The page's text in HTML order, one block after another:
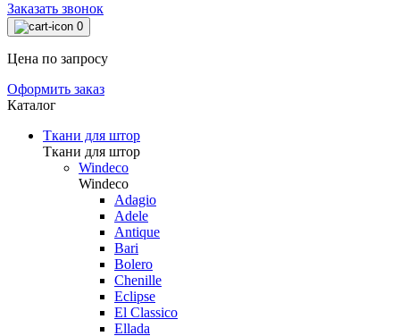
Заказать звонок
0
Цена по запросу
Оформить заказ
Каталог
Ткани для штор
Ткани для штор
Windeco
Windeco
Adagio
Adele
Antique
Bari
Bolero
Chenille
Eclipse
El Classico
Ellada